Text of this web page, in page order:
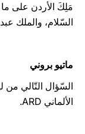
مَلِكَ الأردن على
السّلام، والملك
ماتيو بروني
الألماني ARD.